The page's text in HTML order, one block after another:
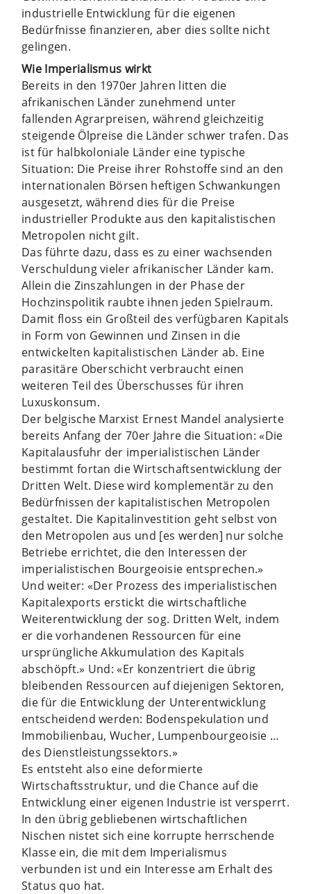
industrielle Entwicklung für die eigenen
Bedürfnisse finanzieren, aber dies sollte nicht
gelingen.
Wie Imperialismus wirkt
Bereits in den 1970er Jahren litten die
afrikanischen Länder zunehmend unter
fallenden Agrarpreisen, während gleichzeitig
steigende Ölpreise die Länder schwer trafen. Das
ist für halbkoloniale Länder eine typische
Situation: Die Preise ihrer Rohstoffe sind an den
internationalen Börsen heftigen Schwankungen
ausgesetzt, während dies für die Preise
industrieller Produkte aus den kapitalistischen
Metropolen nicht gilt.
Das führte dazu, dass es zu einer wachsenden
Verschuldung vieler afrikanischer Länder kam.
Allein die Zinszahlungen in der Phase der
Hochzinspolitik raubte ihnen jeden Spielraum.
Damit floss ein Großteil des verfügbaren Kapitals
in Form von Gewinnen und Zinsen in die
entwickelten kapitalistischen Länder ab. Eine
parasitäre Oberschicht verbraucht einen
weiteren Teil des Überschusses für ihren
Luxuskonsum.
Der belgische Marxist Ernest Mandel analysierte
bereits Anfang der 70er Jahre die Situation: «Die
Kapitalausfuhr der imperialistischen Länder
bestimmt fortan die Wirtschaftsentwicklung der
Dritten Welt. Diese wird komplementär zu den
Bedürfnissen der kapitalistischen Metropolen
gestaltet. Die Kapitalinvestition geht selbst von
den Metropolen aus und [es werden] nur solche
Betriebe errichtet, die den Interessen der
imperialistischen Bourgeoisie entsprechen.»
Und weiter: «Der Prozess des imperialistischen
Kapitalexports erstickt die wirtschaftliche
Weiterentwicklung der sog. Dritten Welt, indem
er die vorhandenen Ressourcen für eine
ursprüngliche Akkumulation des Kapitals
abschöpft.» Und: «Er konzentriert die übrig
bleibenden Ressourcen auf diejenigen Sektoren,
die für die Entwicklung der Unterentwicklung
entscheidend werden: Bodenspekulation und
Immobilienbau, Wucher, Lumpenbourgeoisie …
des Dienstleistungssektors.»
Es entsteht also eine deformierte
Wirtschaftsstruktur, und die Chance auf die
Entwicklung einer eigenen Industrie ist versperrt.
In den übrig gebliebenen wirtschaftlichen
Nischen nistet sich eine korrupte herrschende
Klasse ein, die mit dem Imperialismus
verbunden ist und ein Interesse am Erhalt des
Status quo hat.